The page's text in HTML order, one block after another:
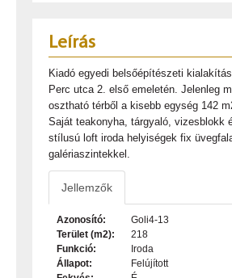
Leírás
Kiadó egyedi belsőépítészeti
Perc utca 2. első emeletén. Jelenleg
osztható térből a kisebb egység 142
Saját teakonyha, tárgyaló, vizesblokk
stílusú loft iroda helyiségek fix
galériaszintekkel.
Jellemzők
Azonosító:
Goli4-13
Terület (m2):
218
Funkció:
Iroda
Állapot:
Felújított